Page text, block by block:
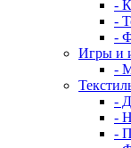
-
-
-
Игры и
-
-
-
-